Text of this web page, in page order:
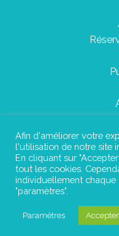
Afin d'améliorer votre
l'utilisation de notre site
En cliquant sur
tout les cookies.
individuellement
"paramètres".
Paramètres Accepter